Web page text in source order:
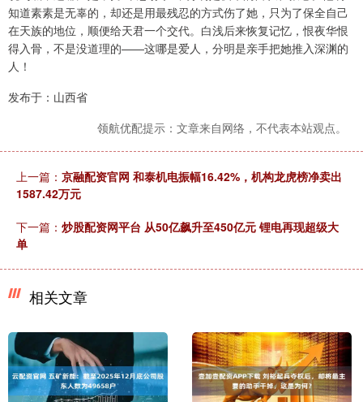
知道素素是无辜的，却还是用最残忍的方式伤了她，只为了保全自己
在天族的地位，顺便给天君一个交代。白浅后来恢复记忆，恨夜华恨
得入骨，不是没道理的——这哪是爱人，分明是亲手把她推入深渊的
人！
发布于：山西省
领航优配提示：文章来自网络，不代表本站观点。
上一篇： 京融配资官网 和泰机电振幅16.42%，机构龙虎榜净卖出
1587.42万元
下一篇： 炒股配资网平台 从50亿飙升至450亿元 锂电再现超级大
单
相关文章